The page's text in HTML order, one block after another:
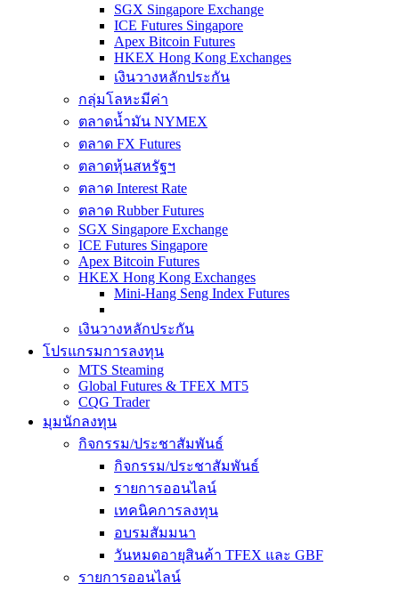
SGX Singapore Exchange
ICE Futures Singapore
Apex Bitcoin Futures
HKEX Hong Kong Exchanges
เงินวางหลักประกัน
กลุ่มโลหะมีค่า
ตลาดน้ำมัน NYMEX
ตลาด FX Futures
ตลาดหุ้นสหรัฐฯ
ตลาด Interest Rate
ตลาด Rubber Futures
SGX Singapore Exchange
ICE Futures Singapore
Apex Bitcoin Futures
HKEX Hong Kong Exchanges
Mini-Hang Seng Index Futures
เงินวางหลักประกัน
โปรแกรมการลงทุน
MTS Steaming
Global Futures & TFEX MT5
CQG Trader
มุมนักลงทุน
กิจกรรม/ประชาสัมพันธ์
กิจกรรม/ประชาสัมพันธ์
รายการออนไลน์
เทคนิคการลงทุน
อบรมสัมมนา
วันหมดอายุสินค้า TFEX และ GBF
รายการออนไลน์